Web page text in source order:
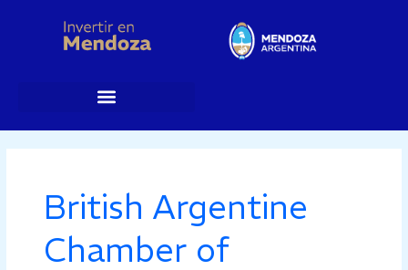
British Argentine
Chamber of